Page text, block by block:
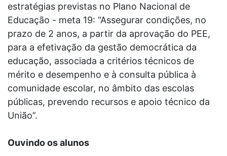
estratégias previstas no Plano Nacional de
Educação - meta 19: “Assegurar condições, no
prazo de 2 anos, a partir da aprovação do PEE,
para a efetivação da gestão democrática da
educação, associada a critérios técnicos de
mérito e desempenho e à consulta pública à
comunidade escolar, no âmbito das escolas
públicas, prevendo recursos e apoio técnico da
União”.
Ouvindo os alunos